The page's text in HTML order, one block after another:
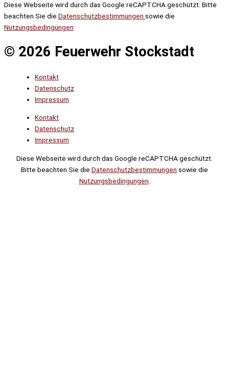
Diese Webseite wird durch das Google reCAPTCHA geschützt. Bitte
beachten Sie die Datenschutzbestimmungen sowie die
Nutzungsbedingungen
© 2026 Feuerwehr Stockstadt
Kontakt
Datenschutz
Impressum
Kontakt
Datenschutz
Impressum
Diese Webseite wird durch das Google reCAPTCHA geschützt.
Bitte beachten Sie die Datenschutzbestimmungen sowie die
Nutzungsbedingungen